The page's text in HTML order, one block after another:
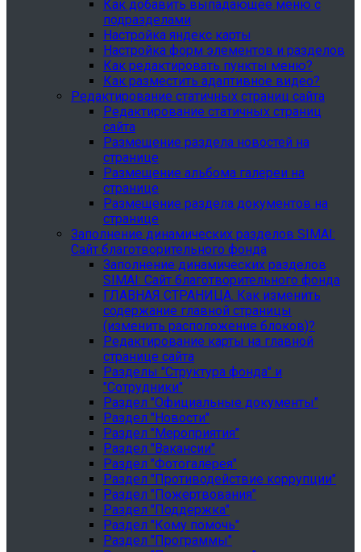
Как добавить выпадающее меню с
подразделами
Настройка яндекс карты
Настройка форм элементов и разделов
Как редактировать пункты меню?
Как разместить адаптивное видео?
Редактирование статичных страниц сайта
Редактирование статичных страниц
сайта
Размещение раздела новостей на
странице
Размещение альбома галереи на
странице
Размещение раздела документов на
странице
Заполнение динамических разделов SIMAI:
Сайт благотворительного фонда
Заполнение динамических разделов
SIMAI: Сайт благотворительного фонда
ГЛАВНАЯ СТРАНИЦА. Как изменить
содержание главной страницы
(изменить расположение блоков)?
Редактирование карты на главной
странице сайта
Разделы "Структура фонда" и
"Сотрудники"
Раздел "Официальные документы"
Раздел "Новости"
Раздел "Мероприятия"
Раздел "Вакансии"
Раздел "Фотогалерея"
Раздел "Противодействие коррупции"
Раздел "Пожертвования"
Раздел "Поддержка"
Раздел "Кому помочь"
Раздел "Программы"